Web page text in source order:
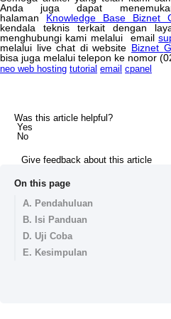
Anda
juga dapat
halaman
Knowledge Base Biznet
kendala
teknis terkait dengan
menghubungi kami melalui email
melalui live chat di website Biznet
bisa juga melalui telepon ke nomor (
neo web hosting tutorial email cpanel
Was this article helpful?
Yes
No
Give feedback about this article
On this page
A. Pendahuluan
B. Isi Panduan
D. Uji Coba
E. Kesimpulan